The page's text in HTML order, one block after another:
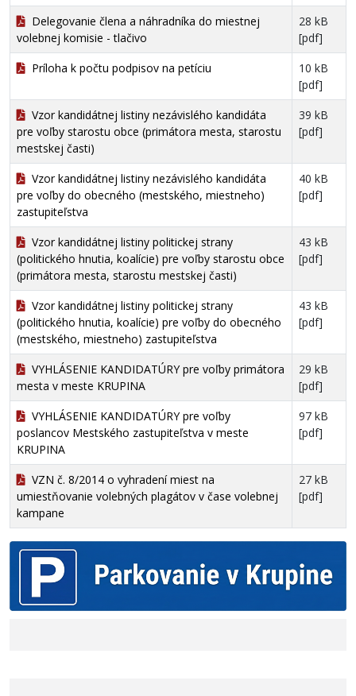
Delegovanie člena a náhradníka do miestnej
volebnej komisie - tlačivo
28 kB
[pdf]
Príloha k počtu podpisov na petíciu
10 kB
[pdf]
Vzor kandidátnej listiny nezávislého kandidáta
pre voľby starostu obce (primátora mesta, starostu
mestskej časti)
39 kB
[pdf]
Vzor kandidátnej listiny nezávislého kandidáta
pre voľby do obecného (mestského, miestneho)
zastupiteľstva
40 kB
[pdf]
Vzor kandidátnej listiny politickej strany
(politického hnutia, koalície) pre voľby starostu obce
(primátora mesta, starostu mestskej časti)
43 kB
[pdf]
Vzor kandidátnej listiny politickej strany
(politického hnutia, koalície) pre voľby do obecného
(mestského, miestneho) zastupiteľstva
43 kB
[pdf]
VYHLÁSENIE KANDIDATÚRY pre voľby primátora
mesta v meste KRUPINA
29 kB
[pdf]
VYHLÁSENIE KANDIDATÚRY pre voľby
poslancov Mestského zastupiteľstva v meste
KRUPINA
97 kB
[pdf]
VZN č. 8/2014 o vyhradení miest na
umiestňovanie volebných plagátov v čase volebnej
kampane
27 kB
[pdf]